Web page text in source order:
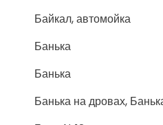
Байкал, автомойка
Банька
Банька
Банька на дровах,